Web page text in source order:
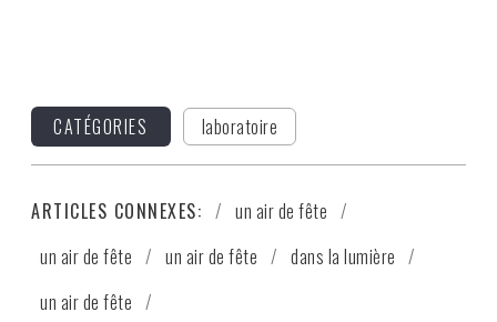
CATÉGORIES laboratoire
ARTICLES CONNEXES:
un air de fête
un air de fête
un air de fête
dans la lumière
un air de fête